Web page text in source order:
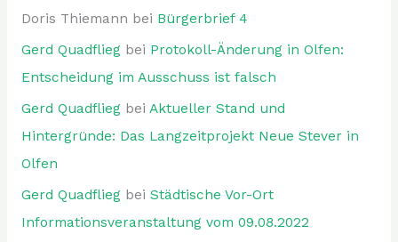
Doris Thiemann bei Bürgerbrief 4
Gerd Quadfliegbei Protokoll-Änderung in Olfen:
Entscheidung im Ausschuss ist falsch
Gerd Quadfliegbei Aktueller Stand und
Hintergründe: Das Langzeitprojekt Neue Stever in
Olfen
Gerd Quadfliegbei Städtische Vor-Ort
Informationsveranstaltung vom 09.08.2022